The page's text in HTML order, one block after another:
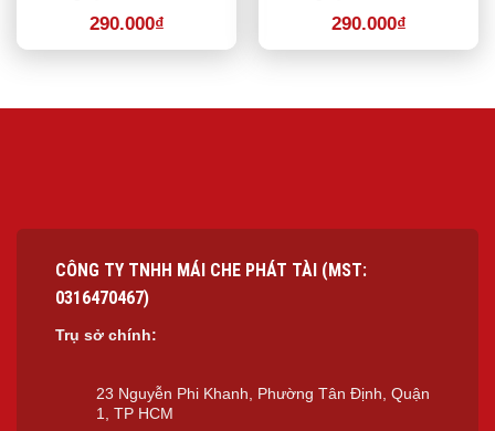
290.000₫ 290.000₫
CÔNG TY TNHH MÁI CHE PHÁT TÀI (MST:
0316470467)
Trụ sở chính:
23 Nguyễn Phi Khanh, Phường Tân Định, Quận
1, TP HCM